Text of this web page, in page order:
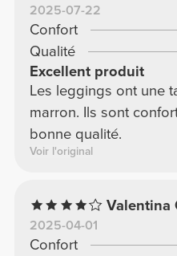
2025-07-22
Confort
Qualité
Excellent produit
Les leggings ont une
marron. Ils sont
bonne qualité.
Voir l'original
Valentina
2025-04-01
Confort